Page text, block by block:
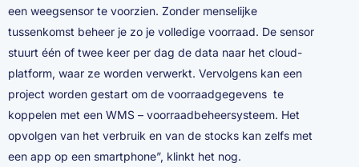
een weegsensor te voorzien. Zonder menselijke
tussenkomst beheer je zo je volledige voorraad. De sensor
stuurt één of twee keer per dag de data naar het cloud-
platform, waar ze worden verwerkt. Vervolgens kan een
project worden gestart om de voorraadgegevens te
koppelen met een WMS – voorraadbeheersysteem. Het
opvolgen van het verbruik en van de stocks kan zelfs met
een app op een smartphone”, klinkt het nog.